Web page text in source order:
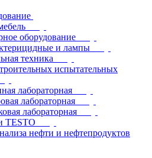
оборудование
и лампы
техника
испытательных
лабораторная
лабораторная
лабораторная
TESTO
нефти и нефтепродуктов